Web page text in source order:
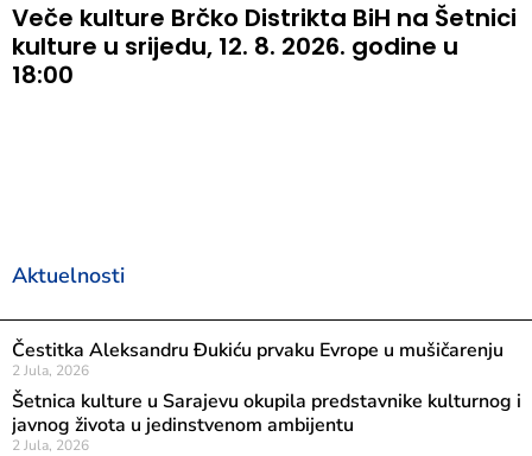
Veče kulture Brčko Distrikta BiH na Šetnici
kulture u srijedu, 12. 8. 2026. godine u
18:00
Aktuelnosti
Čestitka Aleksandru Đukiću prvaku Evrope u mušičarenju
2 Jula, 2026
Šetnica kulture u Sarajevu okupila predstavnike kulturnog i
javnog života u jedinstvenom ambijentu
2 Jula, 2026